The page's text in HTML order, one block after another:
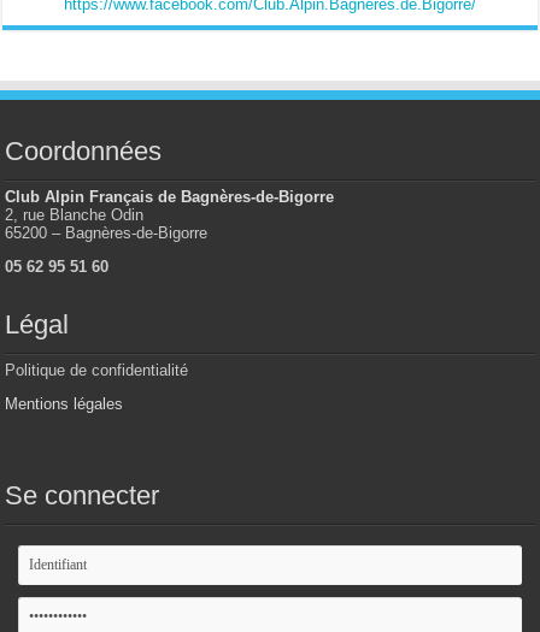
https://www.facebook.com/Club.Alpin.Bagneres.de.Bigorre/
Coordonnées
Club Alpin Français de Bagnères-de-Bigorre
2, rue Blanche Odin
65200 – Bagnères-de-Bigorre
05 62 95 51 60
Légal
Politique de confidentialité
Mentions légales
Se connecter